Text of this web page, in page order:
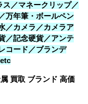
／マネークリップ／
万年筆・ボールペン
／カメラ／カメラア
／記念硬貨／アンテ
コード／ブランデ
買取 ブランド 高価